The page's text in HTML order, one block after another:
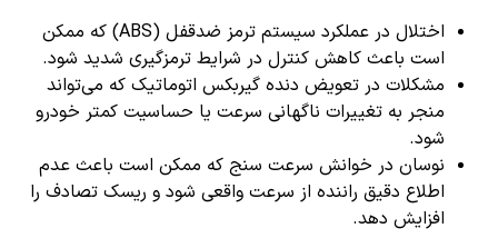
اختلال در عملکرد سیستم ترمز ضدقفل (ABS) که ممکن
است باعث کاهش کنترل در شرایط ترمزگیری شدید شود.
مشکلات در تعویض دنده گیربکس اتوماتیک که می‌تواند
منجر به تغییرات ناگهانی سرعت یا حساسیت کمتر خودرو
شود.
نوسان در خوانش سرعت سنج که ممکن است باعث عدم
اطلاع دقیق راننده از سرعت واقعی شود و ریسک تصادف را
افزایش دهد.